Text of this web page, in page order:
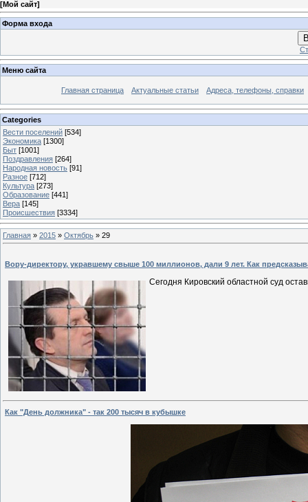
[Мой сайт]
Форма входа
Меню сайта
Главная страница Актуальные статьи Адреса, телефоны, справки
Categories
Вести поселений [534]
Экономика [1300]
Быт [1001]
Поздравления [264]
Народная новость [91]
Разное [712]
Культура [273]
Образование [441]
Вера [145]
Происшествия [3334]
Главная » 2015 » Октябрь » 29
Вору-директору, укравшему свыше 100 миллионов, дали 9 лет. Как
Сегодня Кировский областной суд
Как "День должника" - так 200 тысяч в кубышке